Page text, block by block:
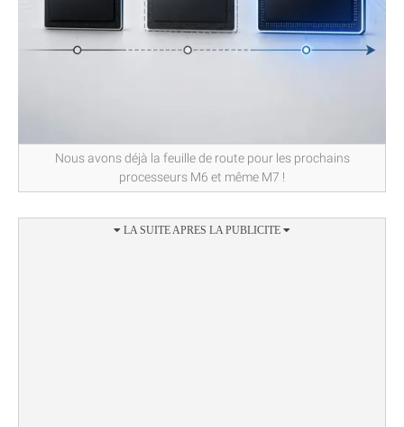
Nous avons déjà la feuille de route pour les prochains
processeurs M6 et même M7 !